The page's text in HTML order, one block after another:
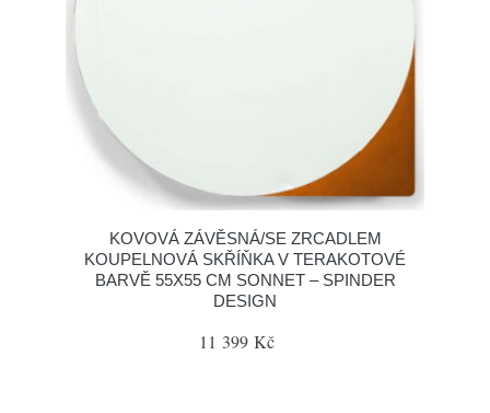
KOVOVÁ ZÁVĚSNÁ/SE ZRCADLEM
KOUPELNOVÁ SKŘÍŇKA V TERAKOTOVÉ
BARVĚ 55X55 CM SONNET – SPINDER
DESIGN
11 399 Kč